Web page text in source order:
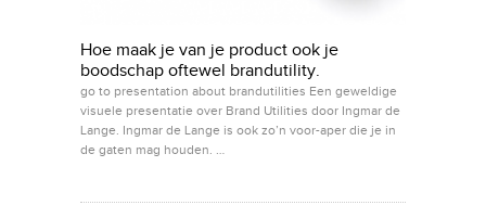
Hoe maak je van je product ook je
boodschap oftewel brandutility.
go to presentation about brandutilities Een geweldige
visuele presentatie over Brand Utilities door Ingmar de
Lange. Ingmar de Lange is ook zo’n voor-aper die je in
de gaten mag houden. …